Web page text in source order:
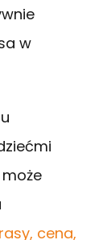
w
cena,